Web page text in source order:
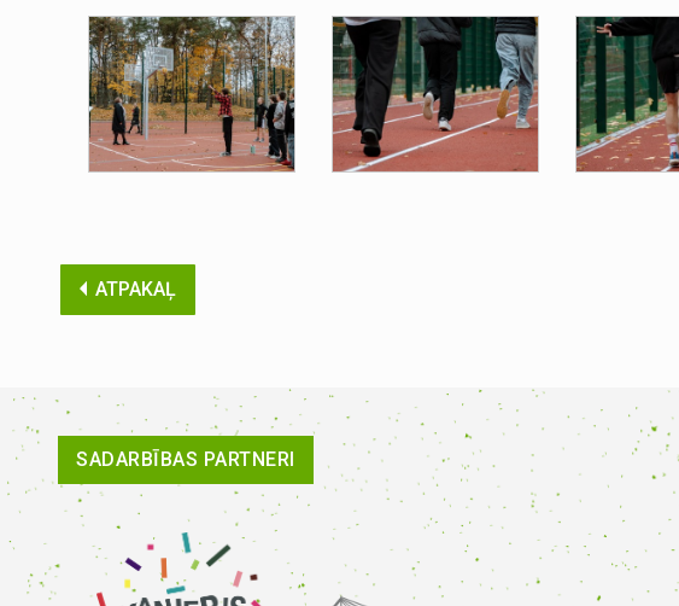
ATPAKAĻ
SADARBĪBAS PARTNERI